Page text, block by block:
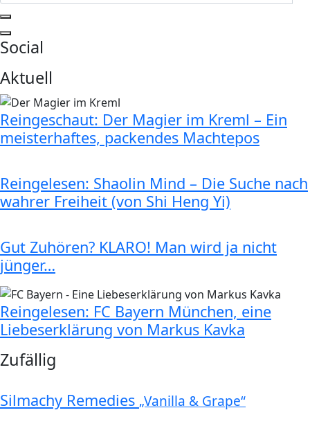
Social
Aktuell
Reingeschaut: Der Magier im Kreml – Ein
meisterhaftes, packendes Machtepos
Reingelesen: Shaolin Mind – Die Suche nach
wahrer Freiheit (von Shi Heng Yi)
Gut Zuhören? KLARO! Man wird ja nicht
jünger…
Reingelesen: FC Bayern München, eine
Liebeserklärung von Markus Kavka
Zufällig
Silmachy Remedies „Vanilla & Grape“